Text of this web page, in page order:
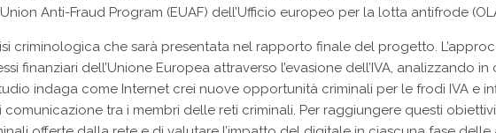
Anti-Fraud Program (EUAF) dell’Ufficio europeo per la lotta antifrode
criminologica che sarà presentata nel rapporto finale del progetto.
finanziari dell’Unione Europea attraverso l’evasione dell’IVA, analizzando
indaga come Internet crei nuove opportunità criminali per le frodi IVA e
tra i membri delle reti criminali. Per raggiungere questi